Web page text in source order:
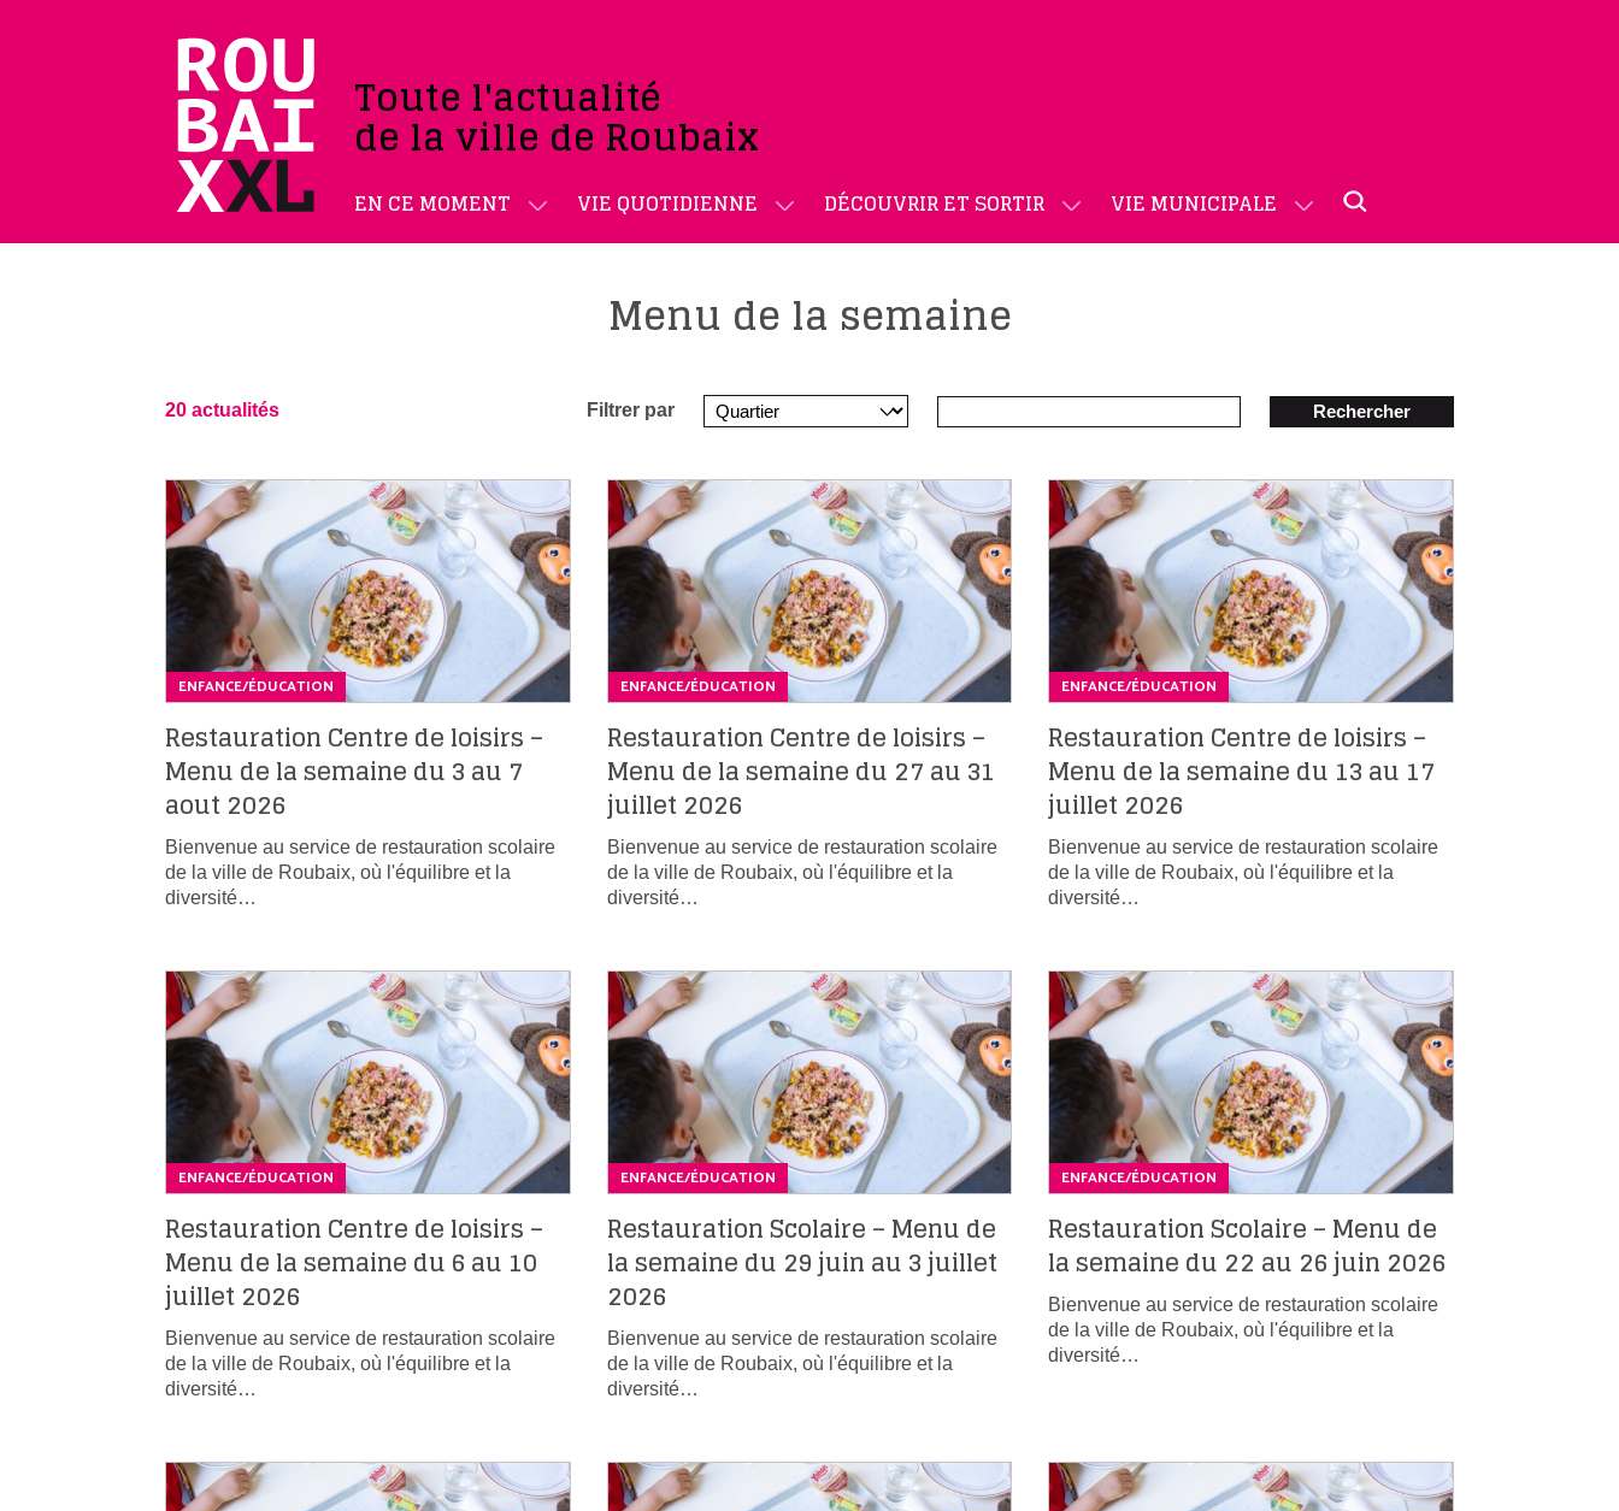
Toute l'actualité
de la ville de Roubaix
EN CE MOMENT VIE QUOTIDIENNE DÉCOUVRIR ET SORTIR VIE MUNICIPALE
Menu de la semaine
20 actualités Filtrer par Rechercher
ENFANCE/ÉDUCATION
Restauration Centre de loisirs –
Menu de la semaine du 3 au 7
aout 2026
Bienvenue au service de restauration scolaire
de la ville de Roubaix, où l'équilibre et la
diversité…
ENFANCE/ÉDUCATION
Restauration Centre de loisirs –
Menu de la semaine du 27 au 31
juillet 2026
Bienvenue au service de restauration scolaire
de la ville de Roubaix, où l'équilibre et la
diversité…
ENFANCE/ÉDUCATION
Restauration Centre de loisirs –
Menu de la semaine du 13 au 17
juillet 2026
Bienvenue au service de restauration scolaire
de la ville de Roubaix, où l'équilibre et la
diversité…
ENFANCE/ÉDUCATION
Restauration Centre de loisirs –
Menu de la semaine du 6 au 10
juillet 2026
Bienvenue au service de restauration scolaire
de la ville de Roubaix, où l'équilibre et la
diversité…
ENFANCE/ÉDUCATION
Restauration Scolaire – Menu de
la semaine du 29 juin au 3 juillet
2026
Bienvenue au service de restauration scolaire
de la ville de Roubaix, où l'équilibre et la
diversité…
ENFANCE/ÉDUCATION
Restauration Scolaire – Menu de
la semaine du 22 au 26 juin 2026
Bienvenue au service de restauration scolaire
de la ville de Roubaix, où l'équilibre et la
diversité…